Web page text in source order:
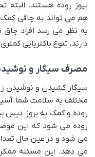
بیوز روده هستند.
هم می تواند به چاقی
به نظر می رسد افراد چاق
دارند، تنوع باکتریایی
مصرف سیگار و
سیگار کشیدن و نوشیدن
مختلف به سلامت شما آسیب
روده می شود که این
می شود و در عین حال
می دهد. این مسئله